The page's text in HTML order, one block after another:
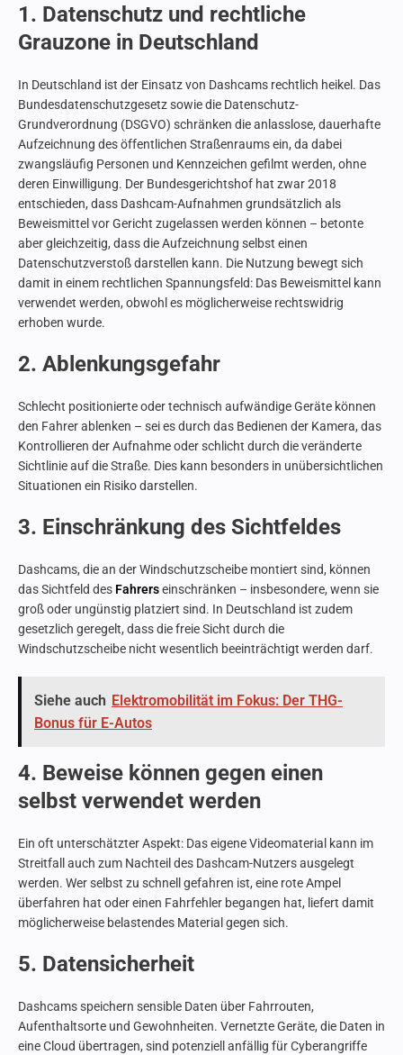
1. Datenschutz und rechtliche
Grauzone in Deutschland
In Deutschland ist der Einsatz von Dashcams rechtlich heikel. Das
Bundesdatenschutzgesetz sowie die Datenschutz-
Grundverordnung (DSGVO) schränken die anlasslose, dauerhafte
Aufzeichnung des öffentlichen Straßenraums ein, da dabei
zwangsläufig Personen und Kennzeichen gefilmt werden, ohne
deren Einwilligung. Der Bundesgerichtshof hat zwar 2018
entschieden, dass Dashcam-Aufnahmen grundsätzlich als
Beweismittel vor Gericht zugelassen werden können – betonte
aber gleichzeitig, dass die Aufzeichnung selbst einen
Datenschutzverstoß darstellen kann. Die Nutzung bewegt sich
damit in einem rechtlichen Spannungsfeld: Das Beweismittel kann
verwendet werden, obwohl es möglicherweise rechtswidrig
erhoben wurde.
2. Ablenkungsgefahr
Schlecht positionierte oder technisch aufwändige Geräte können
den Fahrer ablenken – sei es durch das Bedienen der Kamera, das
Kontrollieren der Aufnahme oder schlicht durch die veränderte
Sichtlinie auf die Straße. Dies kann besonders in unübersichtlichen
Situationen ein Risiko darstellen.
3. Einschränkung des Sichtfeldes
Dashcams, die an der Windschutzscheibe montiert sind, können
das Sichtfeld des Fahrerseinschränken – insbesondere, wenn sie
groß oder ungünstig platziert sind. In Deutschland ist zudem
gesetzlich geregelt, dass die freie Sicht durch die
Windschutzscheibe nicht wesentlich beeinträchtigt werden darf.
Siehe auch Elektromobilität im Fokus: Der THG-
Bonus für E-Autos
4. Beweise können gegen einen
selbst verwendet werden
Ein oft unterschätzter Aspekt: Das eigene Videomaterial kann im
Streitfall auch zum Nachteil des Dashcam-Nutzers ausgelegt
werden. Wer selbst zu schnell gefahren ist, eine rote Ampel
überfahren hat oder einen Fahrfehler begangen hat, liefert damit
möglicherweise belastendes Material gegen sich.
5. Datensicherheit
Dashcams speichern sensible Daten über Fahrrouten,
Aufenthaltsorte und Gewohnheiten. Vernetzte Geräte, die Daten in
eine Cloud übertragen, sind potenziell anfällig für Cyberangriffe